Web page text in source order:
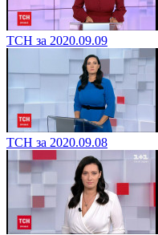
ТСН за 2020.09.09
ТСН за 2020.09.08